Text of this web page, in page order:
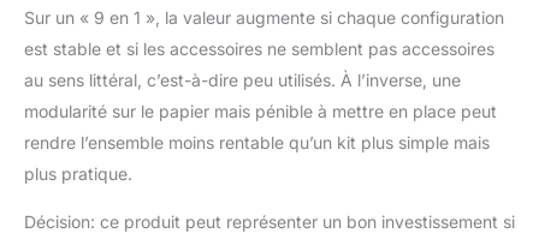
Sur un « 9 en 1 », la valeur augmente si chaque configuration
est stable et si les accessoires ne semblent pas accessoires
au sens littéral, c’est-à-dire peu utilisés. À l’inverse, une
modularité sur le papier mais pénible à mettre en place peut
rendre l’ensemble moins rentable qu’un kit plus simple mais
plus pratique.
Décision: ce produit peut représenter un bon investissement si